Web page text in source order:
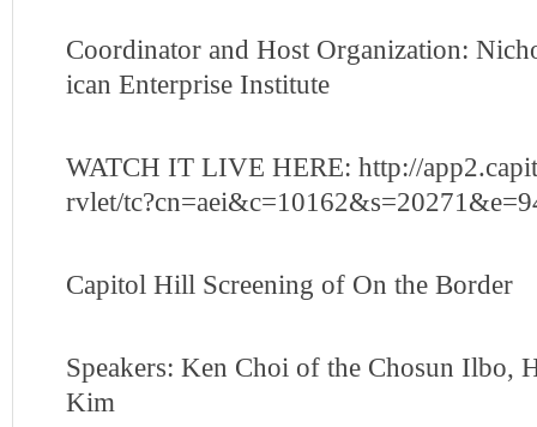
Coordinator and Host Organization:
ican Enterprise Institute
WATCH IT LIVE HERE: http://
rvlet/
Capitol Hill Screening of On the Border
Speakers: Ken Choi of the Chosun Ilbo,
Kim